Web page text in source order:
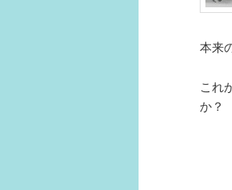
本来
これ
か？